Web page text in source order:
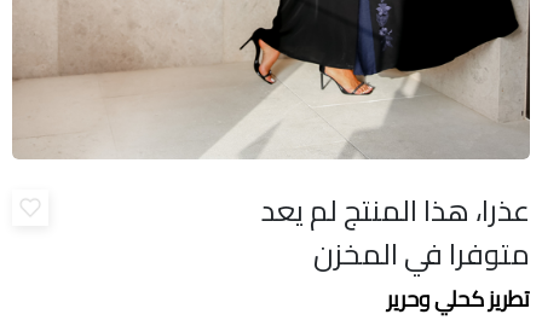
عذرا، هذا المنتج لم يعد
متوفرا في المخزن
تطريز كحلي وحرير